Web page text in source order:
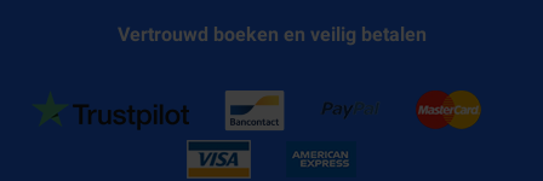
Vertrouwd boeken en veilig betalen